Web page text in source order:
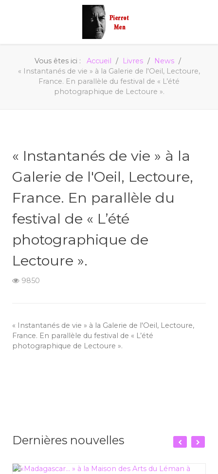
Vous êtes ici : Accueil Livres
News
« Instantanés de vie » à la Galerie de l'Oeil, Lectoure,
France. En parallèle du festival de « L’été
photographique de Lectoure ».
« Instantanés de vie » à la
Galerie de l'Oeil, Lectoure,
France. En parallèle du
festival de « L’été
photographique de
Lectoure ».
9850
« Instantanés de vie » à la Galerie de l'Oeil, Lectoure,
France. En parallèle du festival de « L’été
photographique de Lectoure ».
Dernières nouvelles
06